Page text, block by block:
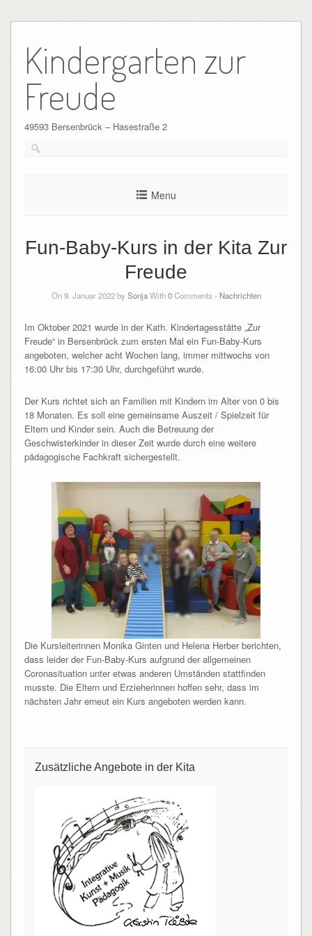
content
Kindergarten zur
Freude
49593 Bersenbrück – Hasestraße 2
Menu
Fun-Baby-Kurs in der Kita Zur
Freude
On 9. Januar 2022 bySonjaWith0Comments - Nachrichten
Im Oktober 2021 wurde in der Kath. Kindertagesstätte „Zur
Freude“ in Bersenbrück zum ersten Mal ein Fun-Baby-Kurs
angeboten, welcher acht Wochen lang, immer mittwochs von
16:00 Uhr bis 17:30 Uhr, durchgeführt wurde.
Der Kurs richtet sich an Familien mit Kindern im Alter von 0 bis
18 Monaten. Es soll eine gemeinsame Auszeit / Spielzeit für
Eltern und Kinder sein. Auch die Betreuung der
Geschwisterkinder in dieser Zeit wurde durch eine weitere
pädagogische Fachkraft sichergestellt.
Die Kursleiterinnen Monika Ginten und Helena Herber berichten,
dass leider der Fun-Baby-Kurs aufgrund der allgemeinen
Coronasituation unter etwas anderen Umständen stattfinden
musste. Die Eltern und Erzieherinnen hoffen sehr, dass im
nächsten Jahr erneut ein Kurs angeboten werden kann.
Zusätzliche Angebote in der Kita